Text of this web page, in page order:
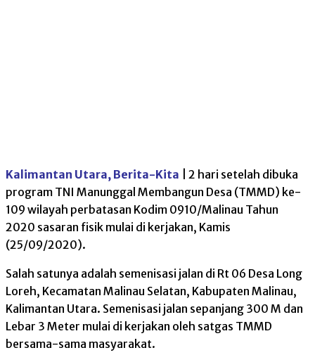
Kalimantan Utara, Berita-Kita | 2 hari setelah dibuka
program TNI Manunggal Membangun Desa (TMMD) ke-
109 wilayah perbatasan Kodim 0910/Malinau Tahun
2020 sasaran fisik mulai di kerjakan, Kamis
(25/09/2020).
Salah satunya adalah semenisasi jalan di Rt 06 Desa Long
Loreh, Kecamatan Malinau Selatan, Kabupaten Malinau,
Kalimantan Utara. Semenisasi jalan sepanjang 300 M dan
Lebar 3 Meter mulai di kerjakan oleh satgas TMMD
bersama-sama masyarakat.